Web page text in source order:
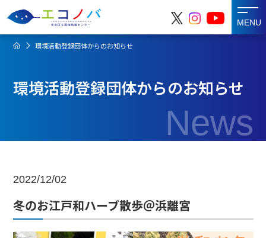
MENU
環境活動登録団体からのお知らせ
環境活動登録団体からのお知らせ
News
2022/12/02
冬のお江戸和ハーブ散歩＠浜離宮